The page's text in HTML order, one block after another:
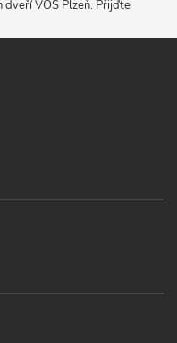
dveří VOŠ Plzeň. Přijďte